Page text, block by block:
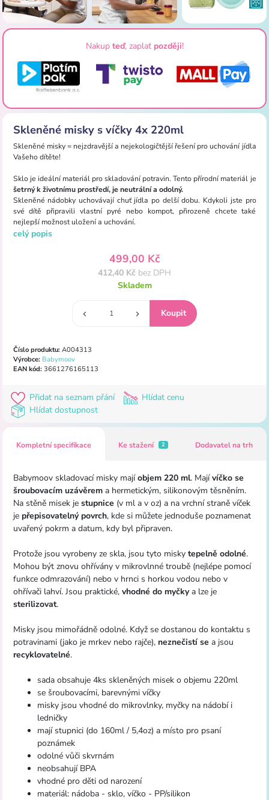
Nakup teď, zaplať později!
Skleněné misky s víčky 4x 220ml
Skleněné misky = nejzdravější a nejekologičtější řešení pro uchování jídla
Vašeho dítěte!
Sklo je ideální materiál pro skladování potravin. Tento přírodní materiál je
šetrný k životnímu prostředí, je neutrální a odolný.
Skleněné nádobky uchovávají chuť jídla po delší dobu. Kdykoli jste pro
své dítě připravili vlastní pyré nebo kompot, přirozeně chcete také
nejlepší možnost uložení a uchování.
celý popis
499,00 Kč
412,40 Kč bez DPH
Skladem
Číslo produktu:A004313
Výrobce: Babymoov
EAN kód:3661276165113
Přidat na seznam přání
Hlídat cenu
Hlídat dostupnost
Kompletní specifikace Ke stažení 2 Dodavatel na trh
Babymoov skladovací misky majíobjem 220 ml. Majívíčko se
šroubovacím uzávěrema hermetickým, silikonovým těsněním.
Na stěně misek je stupnice (v ml a v oz) a na vrchní straně víček
je přepisovatelný povrch, kde si můžete jednoduše poznamenat
uvařený pokrm a datum, kdy byl připraven.
Protože jsou vyrobeny ze skla, jsou tyto misky tepelně odolné.
Mohou být znovu ohřívány v mikrovlnné troubě (nejlépe pomocí
funkce odmrazování) nebo v hrnci s horkou vodou nebo v
ohřívači lahví. Jsou praktické, vhodné do myčkya lze je
sterilizovat.
Misky jsou mimořádně odolné. Když se dostanou do kontaktu s
potravinami (jako je mrkev nebo rajče), neznečistí se a jsou
recyklovatelné.
sada obsahuje 4ks skleněných misek o objemu 220ml
se šroubovacími, barevnými víčky
misky jsou vhodné do mikrovlnky, myčky na nádobí i
ledničky
mají stupnici (do 160ml / 5,4oz) a místo pro psaní
poznámek
odolné vůči skvrnám
neobsahují BPA
vhodné pro děti od narození
materiál: nádoba - sklo, víčko - PP/silikon